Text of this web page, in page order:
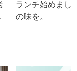
ランチ始めました
の味を。